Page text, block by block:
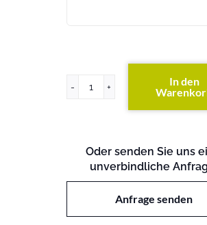
ProLiant
In den
Oder senden Sie uns
unverbindliche
Anfrage senden